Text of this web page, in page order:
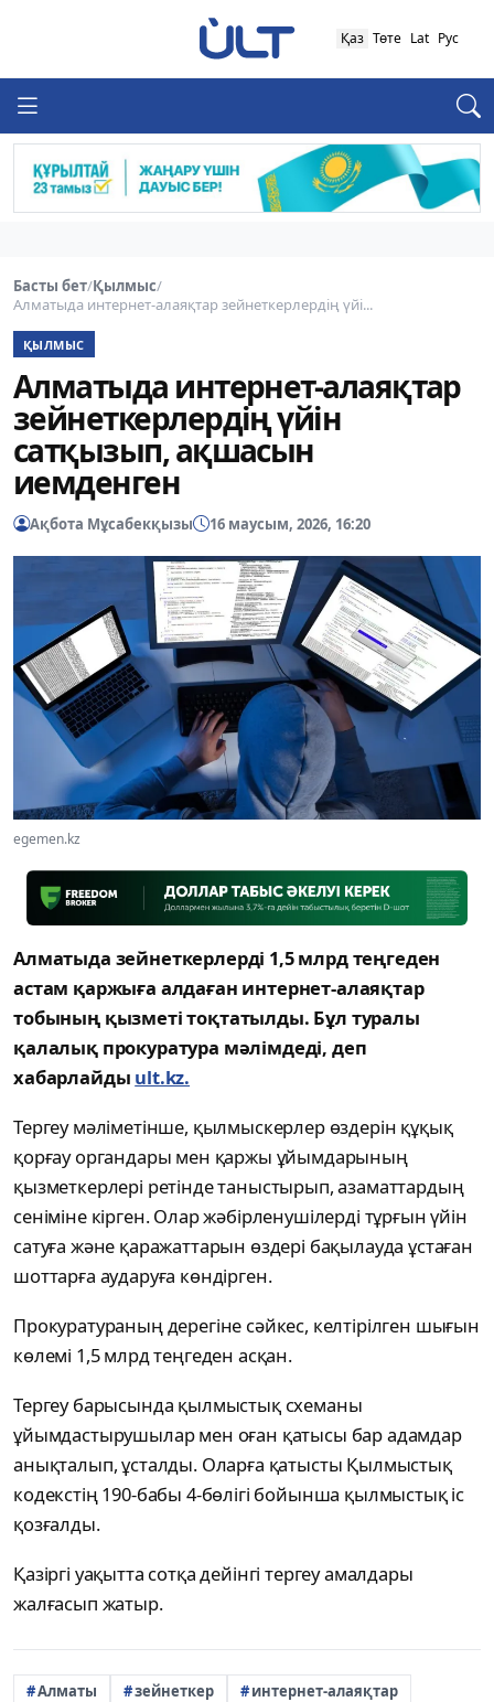
Қаз Төте Lat Рус
Басты бет/Қылмыс/
Алматыда интернет-алаяқтар зейнеткерлердің үйі...
ҚЫЛМЫС
Алматыда интернет-алаяқтар
зейнеткерлердің үйін
сатқызып, ақшасын
иемденген
Ақбота Мұсабекқызы 16 маусым, 2026, 16:20
egemen.kz
Алматыда зейнеткерлерді 1,5 млрд теңгеден
астам қаржыға алдаған интернет-алаяқтар
тобының қызметі тоқтатылды. Бұл туралы
қалалық прокуратура мәлімдеді, деп
хабарлайды ult.kz.
Тергеу мәліметінше, қылмыскерлер өздерін құқық
қорғау органдары мен қаржы ұйымдарының
қызметкерлері ретінде таныстырып, азаматтардың
сеніміне кірген. Олар жәбірленушілерді тұрғын үйін
сатуға және қаражаттарын өздері бақылауда ұстаған
шоттарға аударуға көндірген.
Прокуратураның дерегіне сәйкес, келтірілген шығын
көлемі 1,5 млрд теңгеден асқан.
Тергеу барысында қылмыстық схеманы
ұйымдастырушылар мен оған қатысы бар адамдар
анықталып, ұсталды. Оларға қатысты Қылмыстық
кодекстің 190-бабы 4-бөлігі бойынша қылмыстық іс
қозғалды.
Қазіргі уақытта сотқа дейінгі тергеу амалдары
жалғасып жатыр.
Алматы зейнеткер
интернет-алаяқтар